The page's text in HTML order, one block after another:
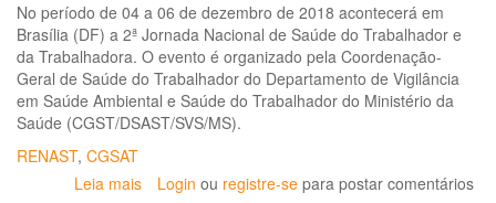
sobre
promoção,
prevenção
e
atenção
à
trabalhador
No período de 04 a 06 de dezembro de 2018 acontecerá em
Brasília (DF) a 2ª Jornada Nacional de Saúde do Trabalhador e
da Trabalhadora. O evento é organizado pela Coordenação-
Geral de Saúde do Trabalhador do Departamento de Vigilância
em Saúde Ambiental e Saúde do Trabalhador do Ministério da
Saúde (CGST/DSAST/SVS/MS).
RENAST, CGSAT
Leia mais sobre
Login ou registre-se para postar comentários